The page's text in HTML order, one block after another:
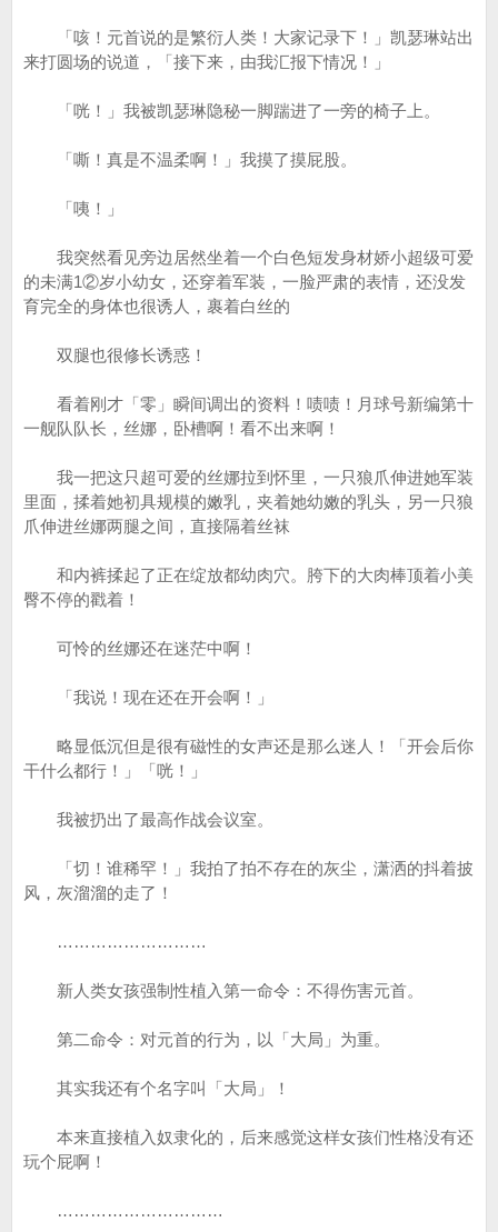
「咳！元首说的是繁衍人类！大家记录下！」凯瑟琳站出
来打圆场的说道，「接下来，由我汇报下情况！」
「咣！」我被凯瑟琳隐秘一脚踹进了一旁的椅子上。
「嘶！真是不温柔啊！」我摸了摸屁股。
「咦！」
我突然看见旁边居然坐着一个白色短发身材娇小超级可爱
的未满1②岁小幼女，还穿着军装，一脸严肃的表情，还没发
育完全的身体也很诱人，裹着白丝的
双腿也很修长诱惑！
看着刚才「零」瞬间调出的资料！啧啧！月球号新编第十
一舰队队长，丝娜，卧槽啊！看不出来啊！
我一把这只超可爱的丝娜拉到怀里，一只狼爪伸进她军装
里面，揉着她初具规模的嫩乳，夹着她幼嫩的乳头，另一只狼
爪伸进丝娜两腿之间，直接隔着丝袜
和内裤揉起了正在绽放都幼肉穴。胯下的大肉棒顶着小美
臀不停的戳着！
可怜的丝娜还在迷茫中啊！
「我说！现在还在开会啊！」
略显低沉但是很有磁性的女声还是那么迷人！「开会后你
干什么都行！」「咣！」
我被扔出了最高作战会议室。
「切！谁稀罕！」我拍了拍不存在的灰尘，潇洒的抖着披
风，灰溜溜的走了！
………………………
新人类女孩强制性植入第一命令：不得伤害元首。
第二命令：对元首的行为，以「大局」为重。
其实我还有个名字叫「大局」！
本来直接植入奴隶化的，后来感觉这样女孩们性格没有还
玩个屁啊！
…………………………